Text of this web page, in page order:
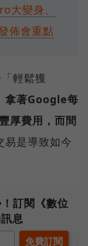
大變身、
佈會重點
輕鬆獲
拿著Google每
厚費用，而間
易是導致如今
訂閱《數位
息